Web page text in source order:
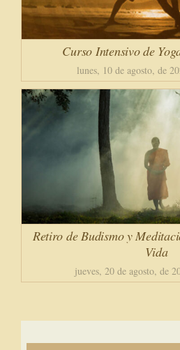
Curso Intensivo de
lunes, 10 de agosto, de
Retiro de Budismo y
Vida
jueves, 20 de agosto, de